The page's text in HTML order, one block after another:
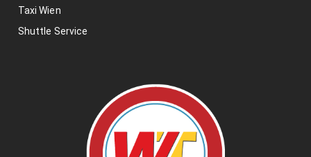
Taxi Wien
Shuttle Service